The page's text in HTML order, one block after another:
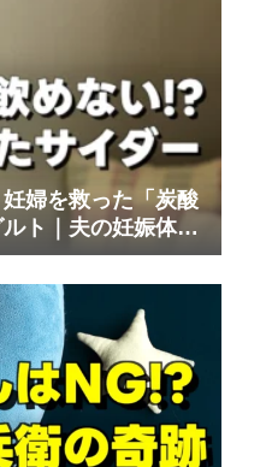
婦を救った「炭酸
ト｜夫の妊娠体験